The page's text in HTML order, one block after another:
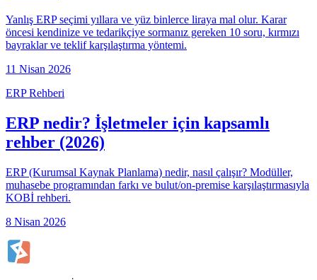
Yanlış ERP seçimi yıllara ve yüz binlerce liraya mal olur. Karar
öncesi kendinize ve tedarikçiye sormanız gereken 10 soru, kırmızı
bayraklar ve teklif karşılaştırma yöntemi.
11 Nisan 2026
ERP Rehberi
ERP nedir? İşletmeler için kapsamlı
rehber (2026)
ERP (Kurumsal Kaynak Planlama) nedir, nasıl çalışır? Modüller,
muhasebe programından farkı ve bulut/on-premise karşılaştırmasıyla
KOBİ rehberi.
8 Nisan 2026